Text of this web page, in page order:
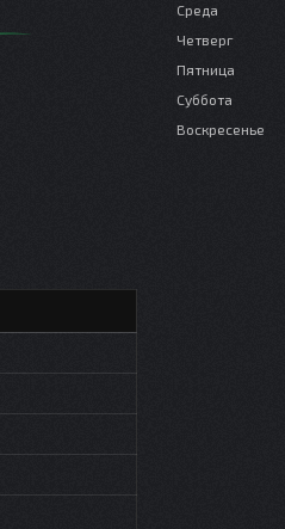
Среда
Четверг
Пятница
Суббота
Воскресенье